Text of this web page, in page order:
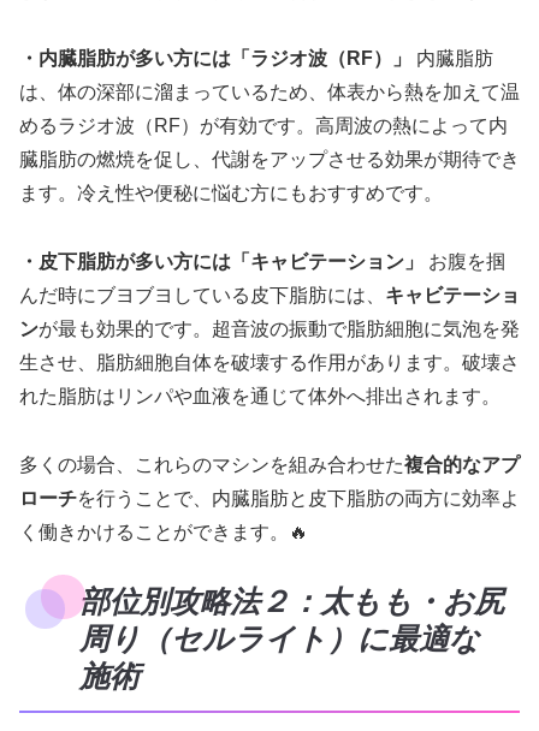
・内臓脂肪が多い方には「ラジオ波（RF）」
内臓脂肪
は、体の深部に溜まっているため、体表から熱を加えて温
めるラジオ波（RF）が有効です。高周波の熱によって内
臓脂肪の燃焼を促し、代謝をアップさせる効果が期待でき
ます。冷え性や便秘に悩む方にもおすすめです。
・皮下脂肪が多い方には「キャビテーション」
お腹を掴
んだ時にブヨブヨしている皮下脂肪には、 キャビテーショ
ンが最も効果的です。超音波の振動で脂肪細胞に気泡を発
生させ、脂肪細胞自体を破壊する作用があります。破壊さ
れた脂肪はリンパや血液を通じて体外へ排出されます。
多くの場合、これらのマシンを組み合わせた複合的なアプ
ローチを行うことで、内臓脂肪と皮下脂肪の両方に効率よ
く働きかけることができます。🔥
部位別攻略法２：太もも・お尻
周り（セルライト）に最適な
施術